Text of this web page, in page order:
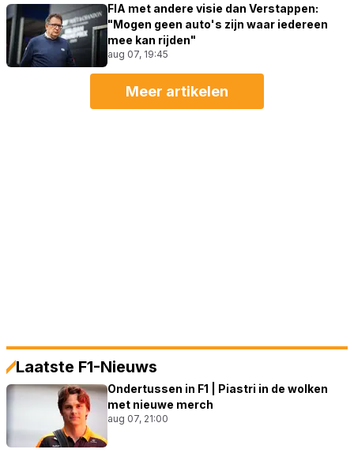
FIA met andere visie dan Verstappen:
"Mogen geen auto's zijn waar iedereen
mee kan rijden"
aug 07, 19:45
Meer artikelen
Laatste F1-Nieuws
Ondertussen in F1 | Piastri in de wolken
met nieuwe merch
aug 07, 21:00